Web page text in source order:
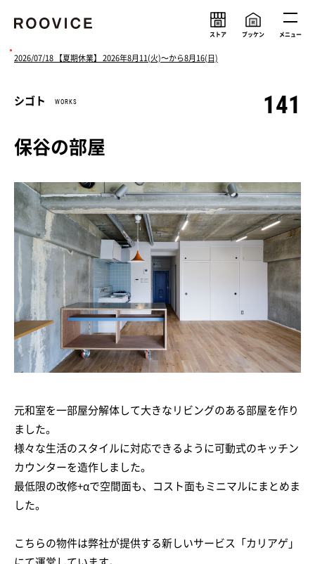
ブッケン
ストア メニュー
ルーヴィスの考え
会社情報
2026/07/18 【夏期休業】 2026年8月11(火)〜から8月16(日)
シゴト WORKS 141
保谷の部屋
元和室を一部屋分解体して大きなリビングのある部屋を作り
ました。
様々な生活のスタイルに対応できるように可動式のキッチン
カウンターを造作しました。
最低限の改修+αで空間面も、コスト面もミニマルにまとめま
した。
こちらの物件は弊社が提供する新しいサービス「カリアゲ」